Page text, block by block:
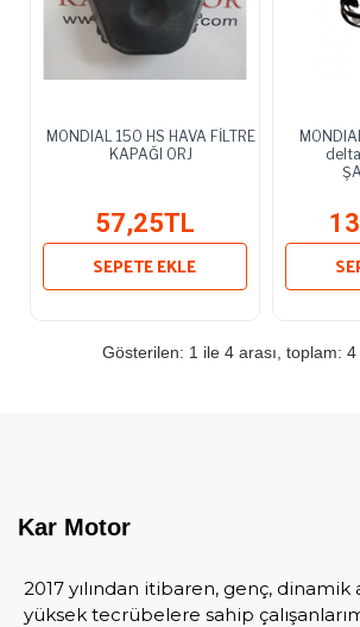
MONDIAL 150 HS HAVA FİLTRE
KAPAĞI ORJ
57,25TL
SEPETE EKLE
Gösterilen: 1 ile 4 arası, toplam:
Kar Motor
2017 yılından itibaren, genç, dinamik
yüksek tecrübelere sahip